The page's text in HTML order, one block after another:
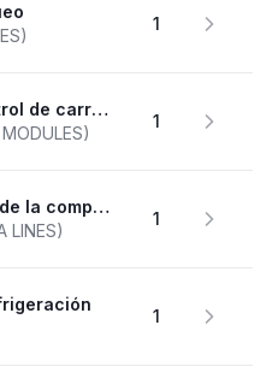
1
carrocería
1
computadora
LINES)
1
1